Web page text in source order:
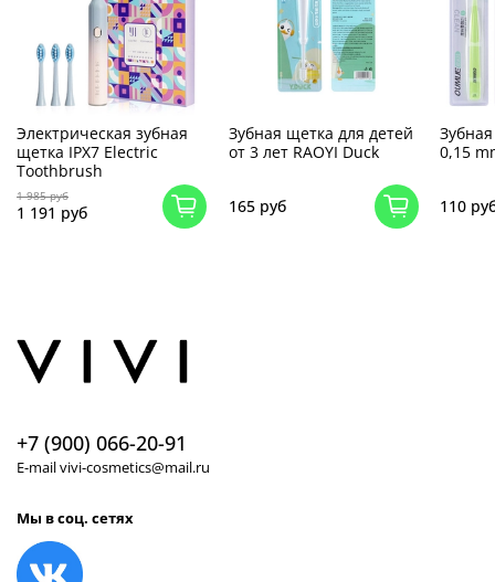
Электрическая зубная
щетка IPX7 Electric
Toothbrush
1 985 руб
1 191 руб
Зубная щетка для детей
от 3 лет RAOYI Duck
165 руб
0,15
110
+7 (900) 066-20-91
E-mail vivi-cosmetics@mail.ru
Мы в соц. сетях